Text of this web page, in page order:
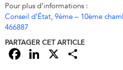
Pour plus d’informations :
Conseil d’État, 9ème – 10ème
466887
PARTAGER CET ARTICLE
Facebook
LinkedIn
X